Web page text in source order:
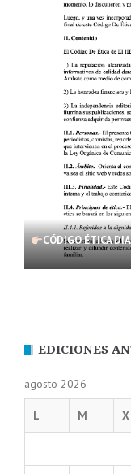
CÓDIGO ÉTICA
EDICIONES
agosto 2026
L M X